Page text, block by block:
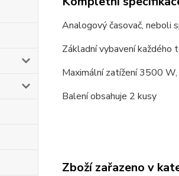
Analogový časovač, neboli
Základní vybavení každého
Maximální zatížení 3500
Balení obsahuje 2 kusy
Zboží zařazeno v